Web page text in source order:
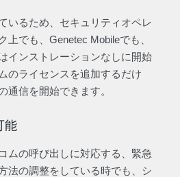
いるため、セキュリティオペレ
上でも、Genetec Mobileでも、
インストレーションなしに開始
のライセンスを追加するだけ
通信を開始できます。
能
ムの呼び出しに対応する、緊急
法の調整をしている時でも、シ